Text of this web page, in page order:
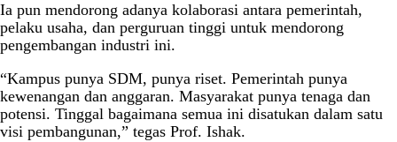
Ia pun mendorong adanya kolaborasi antara pemerintah,
pelaku usaha, dan perguruan tinggi untuk mendorong
pengembangan industri ini.
“Kampus punya SDM, punya riset. Pemerintah punya
kewenangan dan anggaran. Masyarakat punya tenaga dan
potensi. Tinggal bagaimana semua ini disatukan dalam satu
visi pembangunan,” tegas Prof. Ishak.